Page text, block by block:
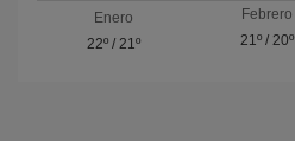
Enero
22º/ 21º
Febrero
21º/ 20º